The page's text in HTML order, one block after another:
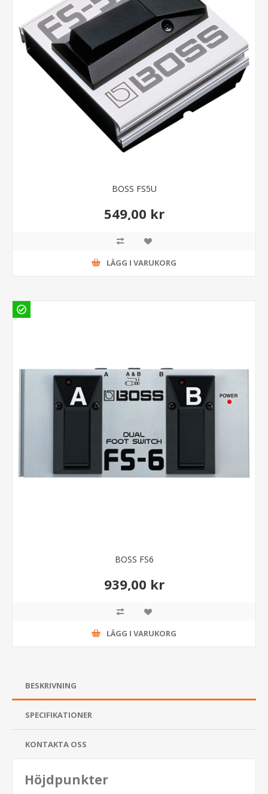
BOSS FS5U
549,00 kr
LÄGG I VARUKORG
BOSS FS6
939,00 kr
LÄGG I VARUKORG
BESKRIVNING
SPECIFIKATIONER
KONTAKTA OSS
Höjdpunkter